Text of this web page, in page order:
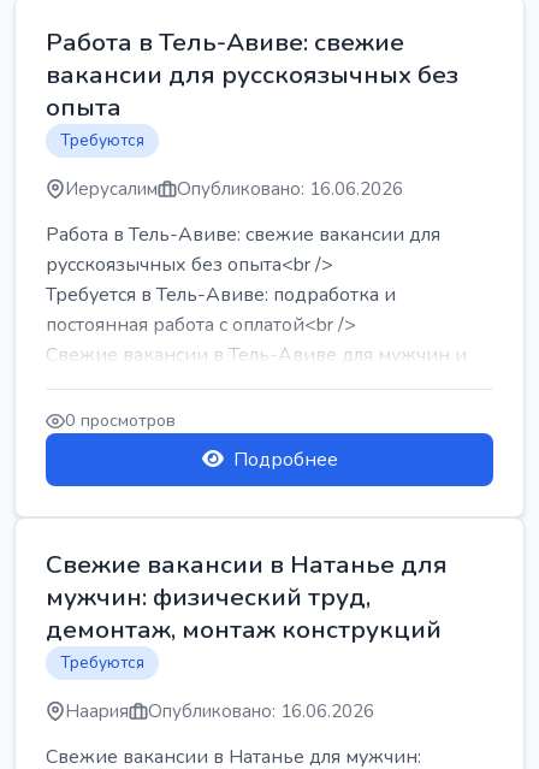
Работа в Тель-Авиве: свежие
вакансии для русскоязычных без
опыта
Требуются
Иерусалим Опубликовано: 16.06.2026
Работа в Тель-Авиве: свежие вакансии для
русскоязычных без опыта<br />
Требуется в Тель-Авиве: подработка и
постоянная работа с оплатой<br />
Свежие вакансии в Тель-Авиве для мужчин и
женщин от хозя...
0 просмотров
Подробнее
Свежие вакансии в Натанье для
мужчин: физический труд,
демонтаж, монтаж конструкций
Требуются
Наария Опубликовано: 16.06.2026
Свежие вакансии в Натанье для мужчин: